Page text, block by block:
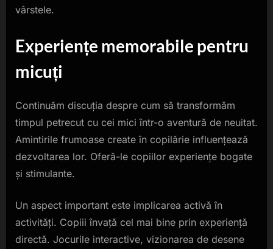
vârstele.
Experiențe memorabile pentru
micuți
Continuăm discuția despre cum să transformăm
timpul petrecut cu cei mici într-o aventură de neuitat.
Amintirile frumoase create în copilărie influențează
dezvoltarea lor. Oferă-le copiilor experiențe bogate
și stimulante.
Un aspect important este implicarea activă în
activități. Copiii învață cel mai bine prin experiență
directă. Jocurile interactive, vizionarea de desene